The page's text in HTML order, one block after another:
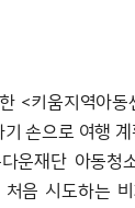
<키움지역아
손으로 여행
운재단 아동청
음 시도하는